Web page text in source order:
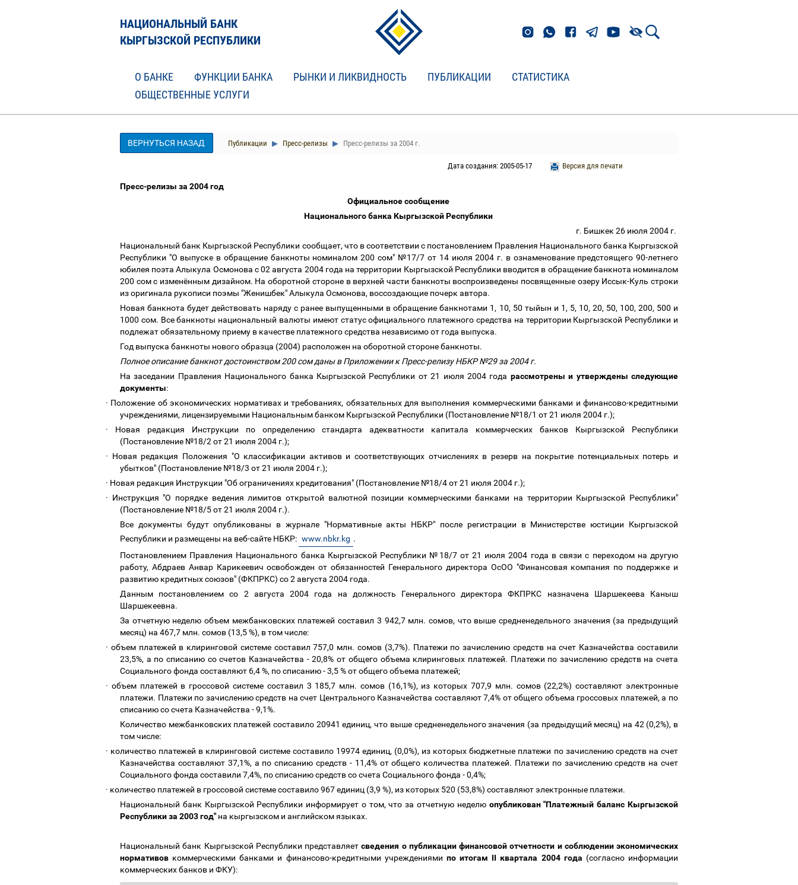
НАЦИОНАЛЬНЫЙ БАНК
КЫРГЫЗСКОЙ РЕСПУБЛИКИ
О БАНКЕ ФУНКЦИИ БАНКА РЫНКИ И ЛИКВИДНОСТЬ ПУБЛИКАЦИИ
СТАТИСТИКА
ОБЩЕСТВЕННЫЕ УСЛУГИ
ВЕРНУТЬСЯ НАЗАД Публикации Пресс-релизы Пресс-релизы за 2004 г.
Версия для печати
Дата создания: 2005-05-17
Пресс-релизы за 2004 год
Официальное сообщение
Национального банка Кыргызской Республики
г. Бишкек 26 июля 2004 г.
Национальный банк Кыргызской Республики сообщает, что в соответствии с постановлением Правления Национального банка Кыргызской
Республики "О выпуске в обращение банкноты номиналом 200 сом" №17/7 от 14 июля 2004 г. в ознаменование предстоящего 90-летнего
юбилея поэта Алыкула Осмонова с 02 августа 2004 года на территории Кыргызской Республики вводится в обращение банкнота номиналом
200 сом с изменённым дизайном. На оборотной стороне в верхней части банкноты воспроизведены посвященные озеру Иссык-Куль строки
из оригинала рукописи поэмы "Женишбек" Алыкула Осмонова, воссоздающие почерк автора.
Новая банкнота будет действовать наряду с ранее выпущенными в обращение банкнотами 1, 10, 50 тыйын и 1, 5, 10, 20, 50, 100, 200, 500 и
1000 сом. Все банкноты национальный валюты имеют статус официального платежного средства на территории Кыргызской Республики и
подлежат обязательному приему в качестве платежного средства независимо от года выпуска.
Год выпуска банкноты нового образца (2004) расположен на оборотной стороне банкноты.
Полное описание банкнот достоинством 200 сом даны в Приложении к Пресс-релизу НБКР №29 за 2004 г.
На заседании Правления Национального банка Кыргызской Республики от 21 июля 2004 года рассмотрены и утверждены следующие
документы:
· Положение об экономических нормативах и требованиях, обязательных для выполнения коммерческими банками и финансово-кредитными
учреждениями, лицензируемыми Национальным банком Кыргызской Республики (Постановление №18/1 от 21 июля 2004 г.);
·
Новая редакция Инструкции по определению стандарта адекватности капитала коммерческих банков Кыргызской Республики
(Постановление №18/2 от 21 июля 2004 г.);
· Новая редакция Положения "О классификации активов и соответствующих отчислениях в резерв на покрытие потенциальных потерь и
убытков" (Постановление №18/3 от 21 июля 2004 г.);
· Новая редакция Инструкции "Об ограничениях кредитования" (Постановление №18/4 от 21 июля 2004 г.);
· Инструкция "О порядке ведения лимитов открытой валютной позиции коммерческими банками на территории Кыргызской Республики"
(Постановление №18/5 от 21 июля 2004 г.).
Все документы будут опубликованы в журнале "Нормативные акты НБКР" после регистрации в Министерстве юстиции Кыргызской
Республики и размещены на веб-сайте НБКР: www.nbkr.kg .
Постановлением Правления Национального банка Кыргызской Республики №18/7 от 21 июля 2004 года в связи с переходом на другую
работу, Абдраев Анвар Карикеевич освобожден от обязанностей Генерального директора ОсОО "Финансовая компания по поддержке и
развитию кредитных союзов" (ФКПРКС) со 2 августа 2004 года.
Данным постановлением со 2 августа 2004 года на должность Генерального директора ФКПРКС назначена Шаршекеева Каныш
Шаршекеевна.
За отчетную неделю объем межбанковских платежей составил 3 942,7 млн. сомов, что выше средненедельного значения (за предыдущий
месяц) на 467,7 млн. сомов (13,5 %), в том числе:
· объем платежей в клиринговой системе составил 757,0 млн. сомов (3,7%). Платежи по зачислению средств на счет Казначейства составили
23,5%, а по списанию со счетов Казначейства - 20,8% от общего объема клиринговых платежей. Платежи по зачислению средств на счета
Социального фонда составляют 6,4 %, по списанию - 3,5 % от общего объема платежей;
· объем платежей в гроссовой системе составил 3 185,7 млн. сомов (16,1%), из которых 707,9 млн. сомов (22,2%) составляют электронные
платежи. Платежи по зачислению средств на счет Центрального Казначейства составляют 7,4% от общего объема гроссовых платежей, а по
списанию со счета Казначейства - 9,1%.
Количество межбанковских платежей составило 20941 единиц, что выше средненедельного значения (за предыдущий месяц) на 42 (0,2%), в
том числе:
· количество платежей в клиринговой системе составило 19974 единиц, (0,0%), из которых бюджетные платежи по зачислению средств на счет
Казначейства составляют 37,1%, а по списанию средств - 11,4% от общего количества платежей. Платежи по зачислению средств на счет
Социального фонда составили 7,4%, по списанию средств со счета Социального фонда - 0,4%;
· количество платежей в гроссовой системе составило 967 единиц (3,9 %), из которых 520 (53,8%) составляют электронные платежи.
Национальный банк Кыргызской Республики информирует о том, что за отчетную неделю опубликован "Платежный баланс Кыргызской
Республики за 2003 год" на кыргызском и английском языках.
Национальный банк Кыргызской Республики представляетсведения о публикации финансовой отчетности и соблюдении экономических
нормативов коммерческими банками и финансово-кредитными учреждениями по итогам II квартала 2004 года (согласно информации
коммерческих банков и ФКУ):